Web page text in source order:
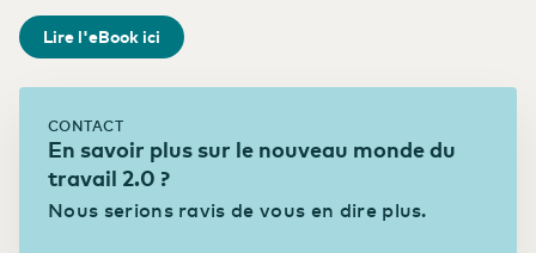
Soins de santé
Secteur pharmaceutique
Lire l'eBook ici
CONTACT
En savoir plus sur le nouveau monde du
travail 2.0 ?
Nous serions ravis de vous en dire plus.